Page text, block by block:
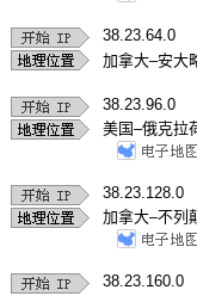
38.23.64.0
加拿大–安大
38.23.96.0
美国–俄克拉
38.23.128.0
加拿大–不列
38.23.160.0